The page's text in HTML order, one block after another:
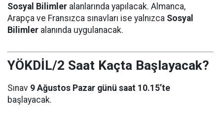
Sosyal Bilimler alanlarında yapılacak. Almanca,
Arapça ve Fransızca sınavları ise yalnızca Sosyal
Bilimler alanında uygulanacak.
YÖKDİL/2 Saat Kaçta Başlayacak?
Sınav 9 Ağustos Pazar günü saat 10.15’te
başlayacak.